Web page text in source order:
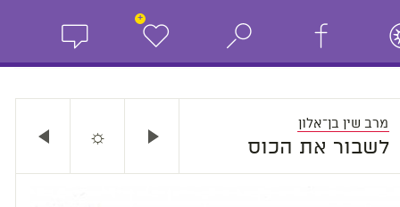
+
מרב שין בן־אלון
לשבור את הכוס ☼